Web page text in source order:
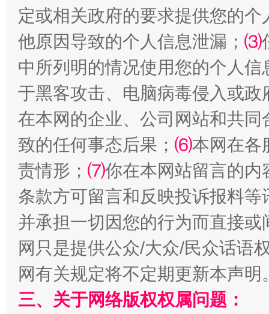
揭批美国五大"原罪"
解纷+调解+退费，一次搞定
定或相关政府的要求提供您的个
他原因导致的个人信息泄漏； ⑶
中所列明的情况使用您的个人
于黑客攻击、电脑病毒侵入或
在本网的企业、公司网站和共
致的任何事态后果； ⑹本网在各
责情形； ⑺你在本网站留言的内
条款方可留言和反映投诉报料
并承担一切因您的行为而直接
网只是提供公众/大众/民众话语
网有关规定将不定期更新本声明
三、关于网络版权权属问题：